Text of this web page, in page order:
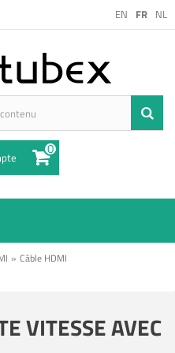
EN FR NL
0
» Câble HDMI
VITESSE AVEC